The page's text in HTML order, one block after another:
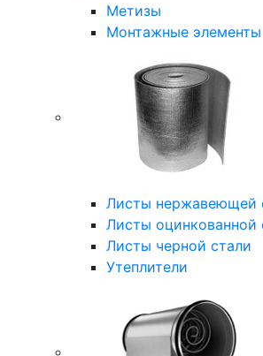
Метизы
Монтажные элементы
Листы нержавеющей
Листы оцинкованной
Листы черной стали
Утеплители